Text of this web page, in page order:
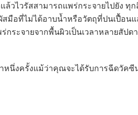
วไวรัสสามารถแพร่กระจายไปยัง ทุก
มือที่ไม่ได้อาบน้ำหรือวัตถุที่ปนเปื้อนแ
กระจายจากพื้นผิวเป็นเวลาหลายสัปด
หนึ่งครั้งแม้ว่าคุณจะได้รับการฉีดวัคซี